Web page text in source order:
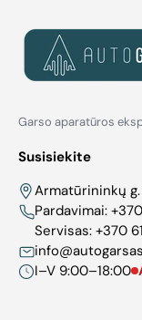
Garso aparatūros
Susisiekite
Armatūrininkų g.
Pardavimai:
Servisas: +370
I–V 9:00–18:00